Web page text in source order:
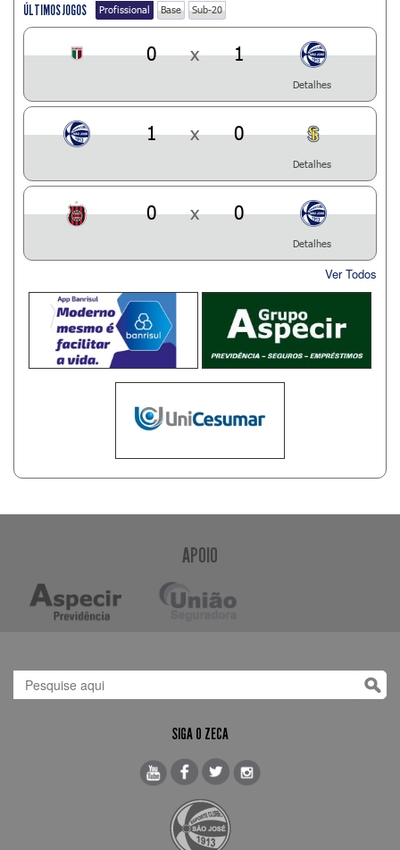
ÚLTIMOS JOGOS Profissional Base Sub-20
0 x 1
Detalhes
1 x 0
Detalhes
0 x 0
Detalhes
Ver Todos
APOIO
SIGA O ZECA